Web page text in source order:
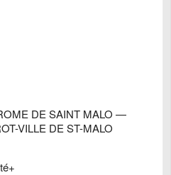
DE SAINT MALO —
VILLE DE ST-MALO